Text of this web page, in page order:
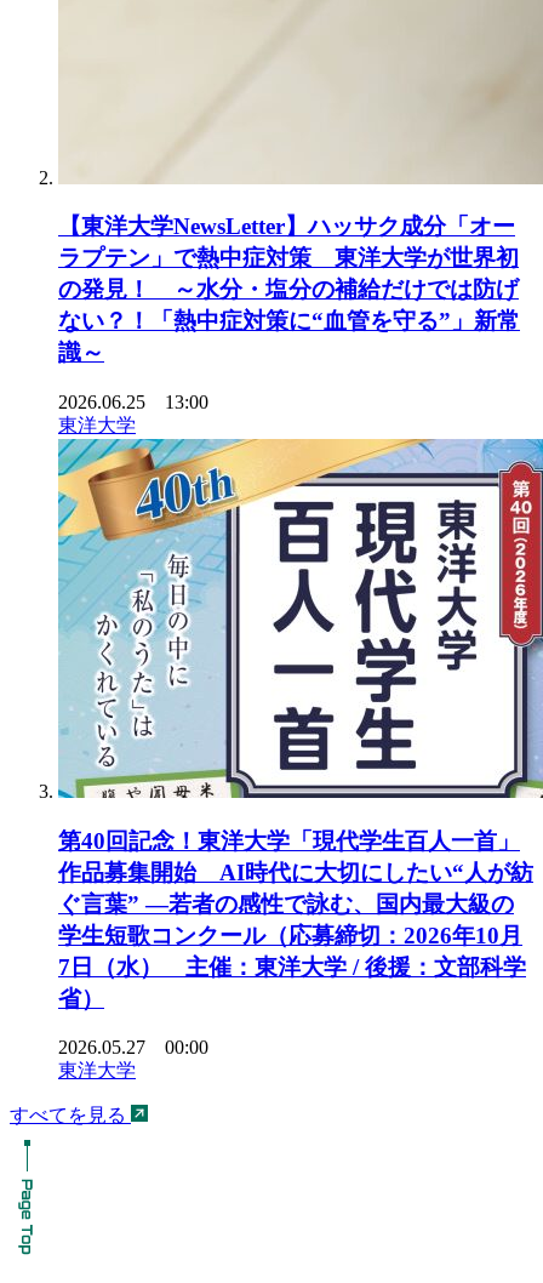
【東洋大学NewsLetter】ハッサク成分「オー
ラプテン」で熱中症対策 東洋大学が世界初
の発見！ ～水分・塩分の補給だけでは防げ
ない？！「熱中症対策に“血管を守る”」新常
識～
2026.06.25 13:00
東洋大学
第40回記念！東洋大学「現代学生百人一首」
作品募集開始 AI時代に大切にしたい“人が紡
ぐ言葉” ―若者の感性で詠む、国内最大級の
学生短歌コンクール（応募締切：2026年10月
7日（水） 主催：東洋大学 / 後援：文部科学
省）
2026.05.27 00:00
東洋大学
すべてを見る